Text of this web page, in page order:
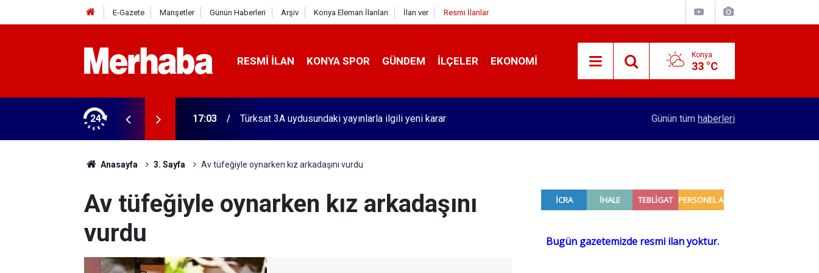
E-Gazete Manşetler Günün Haberleri Arşiv Konya Eleman İlanları İlan ver Resmi İlanlar
RESMI İLAN KONYA SPOR GÜNDEM İLÇELER EKONOMI Konya
33 °C
24 16:57 Türkiye'de benzin fiyatlarında tarihi olay! Bu 51 şehirde yeni dönem başladı Konya'dan 4 şehre hızlı tren hattı yapılacak!
Günün tüm haberleri
Anasayfa 3. Sayfa Av tüfeğiyle oynarken kız arkadaşını vurdu
Av tüfeğiyle oynarken kız arkadaşını
vurdu